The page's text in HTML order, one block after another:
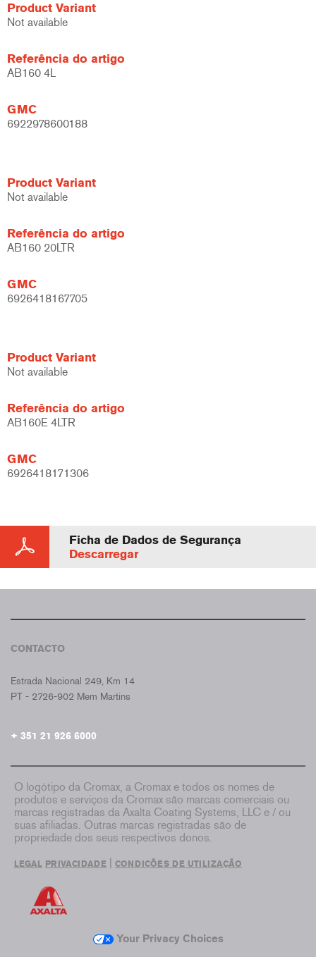
Product Variant
Not available
Referência do artigo
AB160 4L
GMC
6922978600188
Product Variant
Not available
Referência do artigo
AB160 20LTR
GMC
6926418167705
Product Variant
Not available
Referência do artigo
AB160E 4LTR
GMC
6926418171306
Ficha de Dados de Segurança
Descarregar
CONTACTO
Estrada Nacional 249, Km 14
PT - 2726-902 Mem Martins
+ 351 21 926 6000
O logótipo da Cromax, a Cromax e todos os nomes de
produtos e serviços da Cromax são marcas comerciais ou
marcas registradas da Axalta Coating Systems, LLC e / ou
suas afiliadas. Outras marcas registradas são de
propriedade dos seus respectivos donos.
LEGAL PRIVACIDADE CONDIÇÕES DE UTILIZAÇÃO
Your Privacy Choices